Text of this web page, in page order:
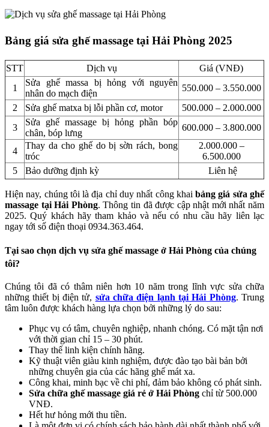
Bảng giá sửa ghế massage tại Hải Phòng 2025
STT Dịch vụ
Giá (VNĐ)
1
Sửa ghế massa bị hỏng với nguyên
nhân do mạch điện
550.000 – 3.550.000
2
Sửa ghế matxa bị lỗi phần cơ, motor
500.000 – 2.000.000
3
Sửa ghế massage bị hỏng phần bóp
chân, bóp lưng
600.000 – 3.800.000
4
Thay da cho ghế do bị sờn rách, bong
tróc
2.000.000 –
6.500.000
5
Bảo dưỡng định kỳ Liên hệ
Hiện nay, chúng tôi là địa chỉ duy nhất công khaibảng giá sửa ghế
massage tại Hải Phòng. Thông tin đã được cập nhật mới nhất năm
2025. Quý khách hãy tham khảo và nếu có nhu cầu hãy liên lạc
ngay tới số điện thoại 0934.363.464.
Tại sao chọn dịch vụ sửa ghế massage ở Hải Phòng của chúng
tôi?
Chúng tôi đã có thâm niên hơn 10 năm trong lĩnh vực sửa chữa
những thiết bị điện tử, sửa chữa điện lạnh tại Hải Phòng. Trung
tâm luôn được khách hàng lựa chọn bởi những lý do sau:
Phục vụ có tâm, chuyên nghiệp, nhanh chóng. Có mặt tận nơi
với thời gian chỉ 15 – 30 phút.
Thay thế linh kiện chính hãng.
Kỹ thuật viên giàu kinh nghiệm, được đào tạo bài bản bởi
những chuyên gia của các hãng ghế mát xa.
Công khai, minh bạc về chi phí, đảm bảo không có phát sinh.
Sửa chữa ghế massage giá rẻ ở Hải Phòng chỉ từ 500.000
VNĐ.
Hết hư hỏng mới thu tiền.